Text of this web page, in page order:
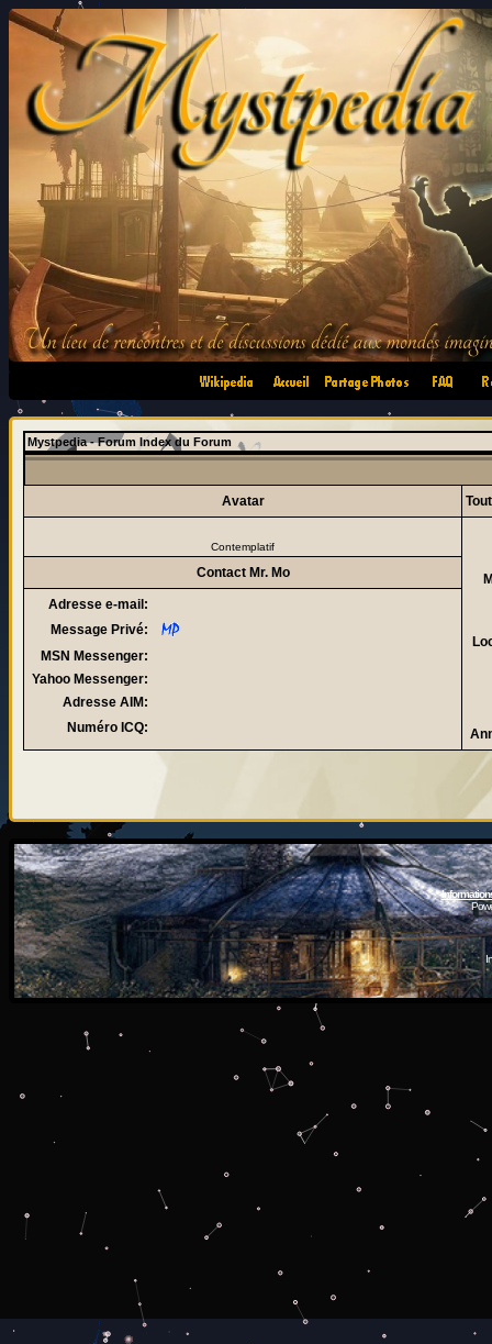
•
Mystpedia - Forum Index du Forum
Avatar
Contemplatif
Contact Mr. Mo
Adresse e-mail:
Message Privé:
MSN Messenger:
Yahoo Messenger:
Adresse AIM:
Numéro ICQ: